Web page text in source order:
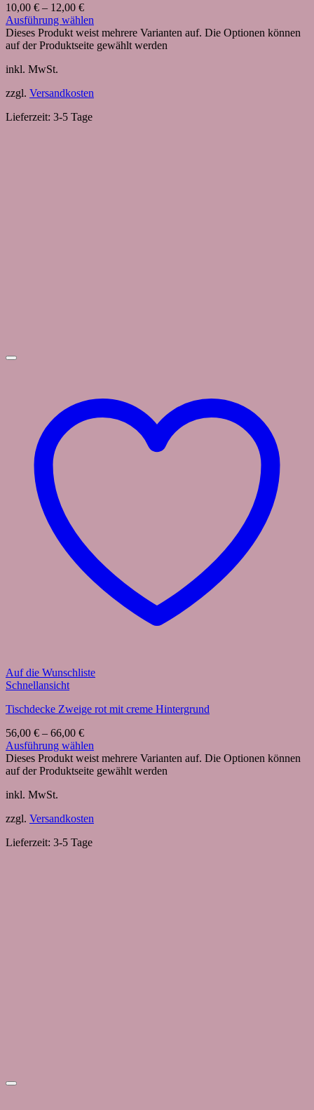
10,00 € – 12,00 €
Ausführung wählen
Dieses Produkt weist mehrere Varianten auf. Die Optionen können
auf der Produktseite gewählt werden
inkl. MwSt.
zzgl. Versandkosten
Lieferzeit: 3-5 Tage
Auf die Wunschliste
Schnellansicht
Tischdecke Zweige rot mit creme Hintergrund
56,00 € – 66,00 €
Ausführung wählen
Dieses Produkt weist mehrere Varianten auf. Die Optionen können
auf der Produktseite gewählt werden
inkl. MwSt.
zzgl. Versandkosten
Lieferzeit: 3-5 Tage